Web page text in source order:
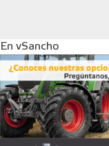
En vSancho